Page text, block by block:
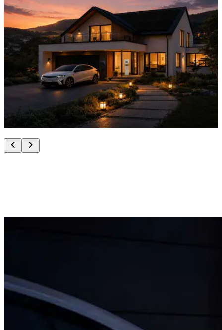
Deine PV-Anlage produziert — neoom Ai leitet den Überschuss
direkt ins Auto. Kein teurer Netzstrom, kein manueller Eingriff.
Mittags: Laden mit Kabel — go-e Charger Pro
6 Meter langes Typ-2-Kabel, IP66-geschützt, für Innen und
Außen. Einfach einstecken, neoom Ai übernimmt den Rest.
Abends: Immer zum besten Preis
neoom Ai liest Börsenpreise stündlich und startet den
Ladevorgang automatisch zum günstigsten Zeitpunkt.